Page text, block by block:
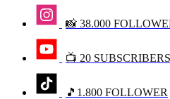
📸 38.000
📺 20 SUBSCRIBERS
🎵1.800 FOLLOWER